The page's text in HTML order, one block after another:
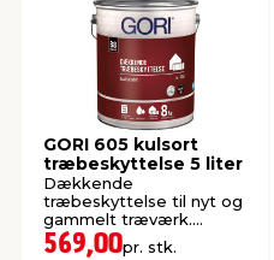
GORI 605 kulsort
træbeskyttelse 5 liter
Dækkende
træbeskyttelse til nyt og
gammelt træværk.
Oliebaseret.
569,00pr. stk.